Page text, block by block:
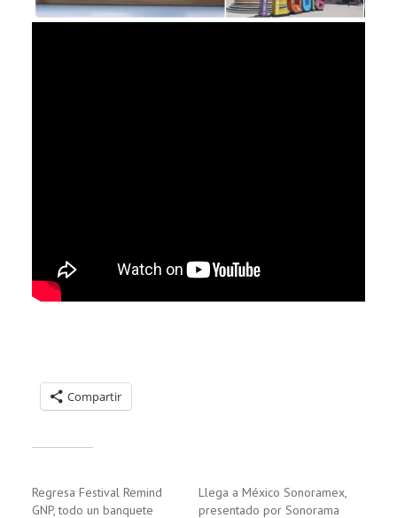
Compartir
Regresa Festival Remind
GNP, todo un banquete
Llega a México Sonoramex,
presentado por Sonorama